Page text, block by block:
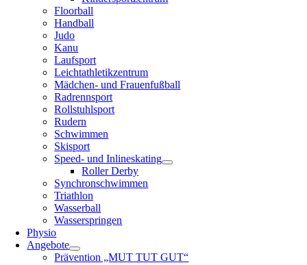
Floorball
Handball
Judo
Kanu
Laufsport
Leichtathletikzentrum
Mädchen- und Frauenfußball
Radrennsport
Rollstuhlsport
Rudern
Schwimmen
Skisport
Speed- und Inlineskating
Roller Derby
Synchronschwimmen
Triathlon
Wasserball
Wasserspringen
Physio
Angebote
Prävention „MUT TUT GUT“